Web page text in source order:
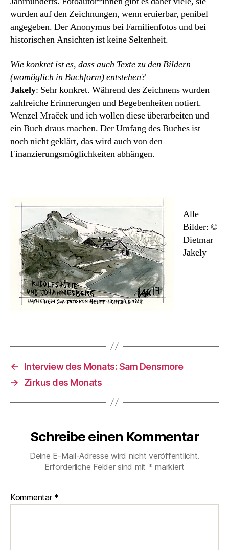
wurden auf den Zeichnungen, wenn eruierbar, penibel
angegeben. Der Anonymus bei Familienfotos und bei
historischen Ansichten ist keine Seltenheit.
Wie konkret ist es, dass auch Texte zu den Bildern
(womöglich in Buchform) entstehen?
Jakely: Sehr konkret. Während des Zeichnens wurden
zahlreiche Erinnerungen und Begebenheiten notiert.
Wenzel Mraček und ich wollen diese überarbeiten und
ein Buch draus machen. Der Umfang des Buches ist
noch nicht geklärt, das wird auch von den
Finanzierungsmöglichkeiten abhängen.
Alle
Bilder: ©
Dietmar
Jakely
←
Interview des Monats: Sam Densmore
→
Zirkus des Monats
Schreibe einen Kommentar
Deine E-Mail-Adresse wird nicht veröffentlicht.
Erforderliche Felder sind mit * markiert
Kommentar *